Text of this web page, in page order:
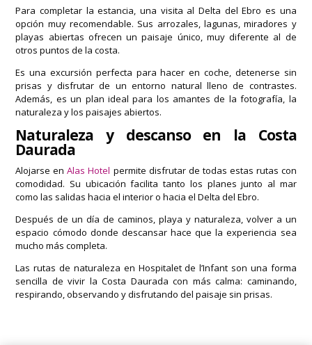
Para completar la estancia, una visita al Delta del Ebro es una
opción muy recomendable. Sus arrozales, lagunas, miradores y
playas abiertas ofrecen un paisaje único, muy diferente al de
otros puntos de la costa.
Es una excursión perfecta para hacer en coche, detenerse sin
prisas y disfrutar de un entorno natural lleno de contrastes.
Además, es un plan ideal para los amantes de la fotografía, la
naturaleza y los paisajes abiertos.
Naturaleza y descanso en la Costa
Daurada
Alojarse enAlas Hotel permite disfrutar de todas estas rutas con
comodidad. Su ubicación facilita tanto los planes junto al mar
como las salidas hacia el interior o hacia el Delta del Ebro.
Después de un día de caminos, playa y naturaleza, volver a un
espacio cómodo donde descansar hace que la experiencia sea
mucho más completa.
Las rutas de naturaleza en Hospitalet de l’Infant son una forma
sencilla de vivir la Costa Daurada con más calma: caminando,
respirando, observando y disfrutando del paisaje sin prisas.